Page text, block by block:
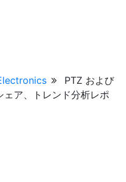
PTZ および
ェア、トレンド分析レポ